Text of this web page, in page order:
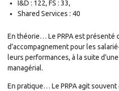
I&D : 122, FS : 33,
Shared Services : 40
En théorie… Le PRPA est présenté
d’accompagnement pour les
leurs performances, à la suite
managérial.
En pratique… Le PRPA agit